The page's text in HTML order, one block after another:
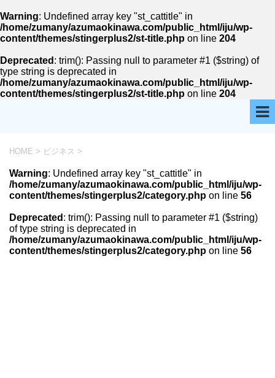
Warning: Undefined array key "st_cattitle" in
/home/zumany/azumaokinawa.com/public_html/iju/wp-
content/themes/stingerplus2/st-title.php on line 204
Deprecated : trim(): Passing null to parameter #1 ($string) of
type string is deprecated in
/home/zumany/azumaokinawa.com/public_html/iju/wp-
content/themes/stingerplus2/st-title.php on line 204
HOME > ビジネス >
Warning: Undefined array key "st_cattitle" in
/home/zumany/azumaokinawa.com/public_html/iju/wp-
content/themes/stingerplus2/category.php on line 56
Deprecated : trim(): Passing null to parameter #1 ($string)
of type string is deprecated in
/home/zumany/azumaokinawa.com/public_html/iju/wp-
content/themes/stingerplus2/category.php on line 56